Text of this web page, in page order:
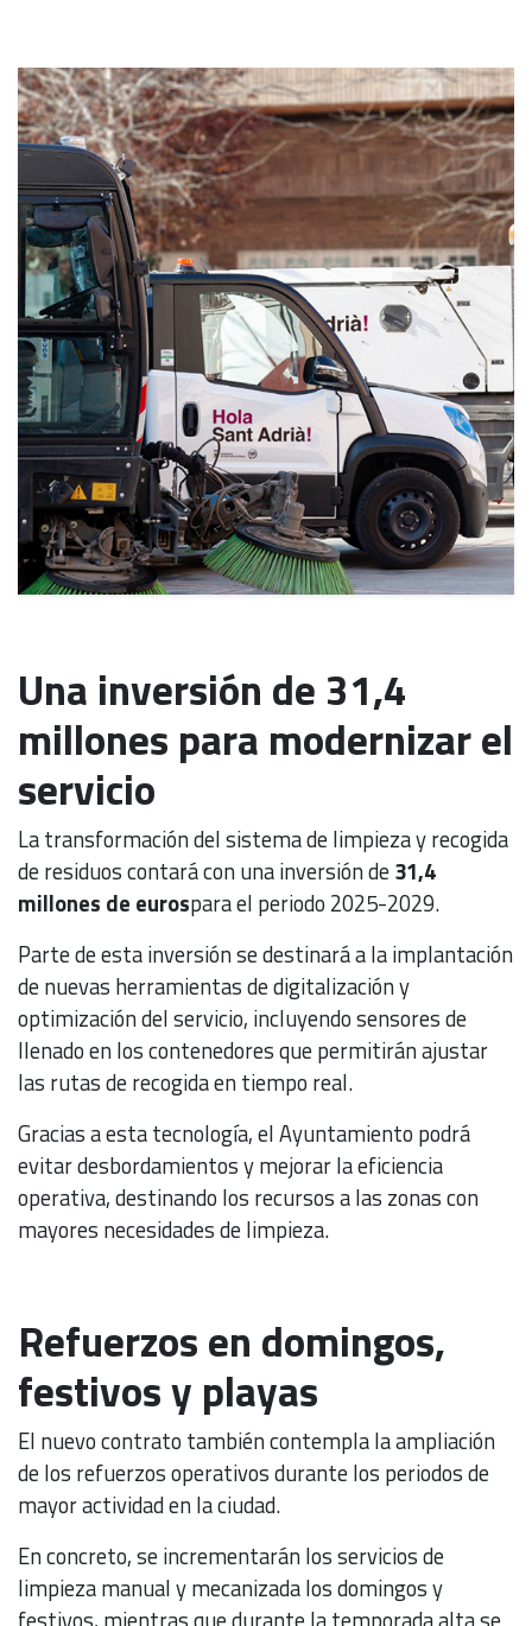
Una inversión de 31,4
millones para modernizar el
servicio
La transformación del sistema de limpieza y recogida
de residuos contará con una inversión de31,4
millones de eurospara el periodo 2025-2029.
Parte de esta inversión se destinará a la implantación
de nuevas herramientas de digitalización y
optimización del servicio, incluyendo sensores de
llenado en los contenedores que permitirán ajustar
las rutas de recogida en tiempo real.
Gracias a esta tecnología, el Ayuntamiento podrá
evitar desbordamientos y mejorar la eficiencia
operativa, destinando los recursos a las zonas con
mayores necesidades de limpieza.
Refuerzos en domingos,
festivos y playas
El nuevo contrato también contempla la ampliación
de los refuerzos operativos durante los periodos de
mayor actividad en la ciudad.
En concreto, se incrementarán los servicios de
limpieza manual y mecanizada los domingos y